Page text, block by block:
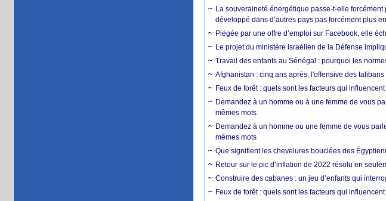
La souveraineté énergétique passe-t-elle
développé dans d’autres pays pas forcément plus
Piégée par une offre d’emploi sur Facebook, elle
Le projet du ministère israélien de la Défense
Travail des enfants au Sénégal : pourquoi les
Afghanistan : cinq ans après, l'offensive des
Feux de forêt : quels sont les facteurs qui
Demandez à un homme ou à une femme de vous
mêmes mots
Demandez à un homme ou une femme de vous
mêmes mots
Que signifient les chevelures bouclées des
Retour sur le pic d’inflation de 2022 résolu en
Construire des cabanes : un jeu d’enfants qui
Feux de forêt : quels sont les facteurs qui